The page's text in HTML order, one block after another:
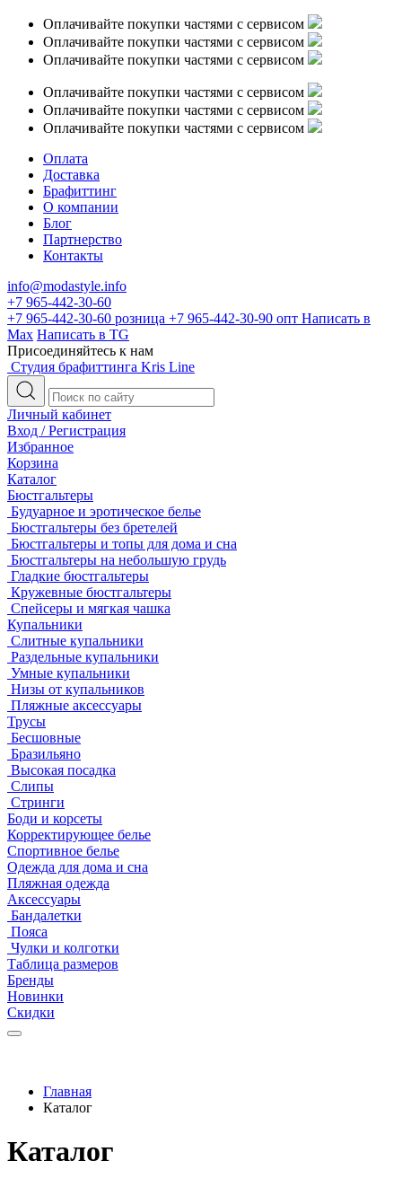
Оплачивайте покупки частями с сервисом
Оплачивайте покупки частями с сервисом
Оплачивайте покупки частями с сервисом
Оплачивайте покупки частями с сервисом
Оплачивайте покупки частями с сервисом
Оплачивайте покупки частями с сервисом
Оплата
Доставка
Брафиттинг
О компании
Блог
Партнерство
Контакты
info@modastyle.info
+7 965-442-30-60
+7 965-442-30-60 розница +7 965-442-30-90 опт Написать в
Max Написать в TG
Присоединяйтесь к нам
Студия брафиттинга Kris Line
Личный кабинет
Вход / Регистрация
Избранное
Корзина
Каталог
Бюстгальтеры
Будуарное и эротическое белье
Бюстгальтеры без бретелей
Бюстгальтеры и топы для дома и сна
Бюстгальтеры на небольшую грудь
Гладкие бюстгальтеры
Кружевные бюстгальтеры
Спейсеры и мягкая чашка
Купальники
Слитные купальники
Раздельные купальники
Умные купальники
Низы от купальников
Пляжные аксессуары
Трусы
Бесшовные
Бразильяно
Высокая посадка
Слипы
Стринги
Боди и корсеты
Корректирующее белье
Спортивное белье
Одежда для дома и сна
Пляжная одежда
Аксессуары
Бандалетки
Пояса
Чулки и колготки
Таблица размеров
Бренды
Новинки
Скидки
Главная
Каталог
Каталог